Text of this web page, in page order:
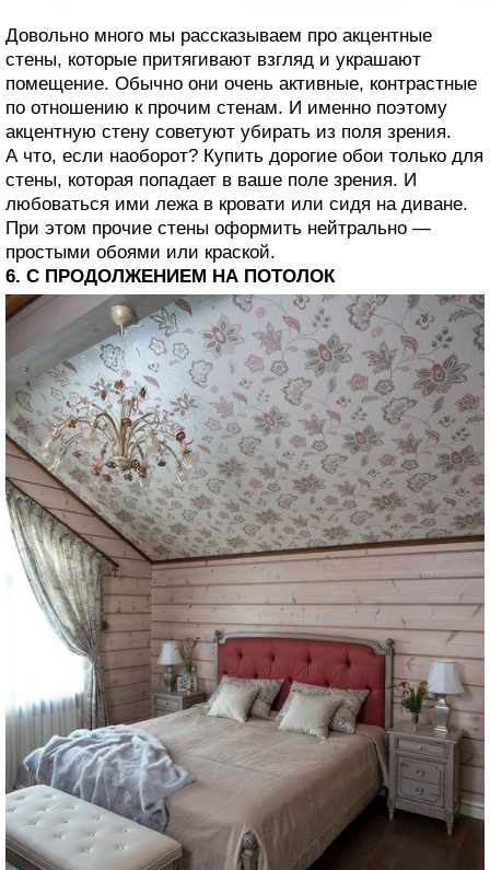
Довольно много мы рассказываем про акцентные
стены, которые притягивают взгляд и украшают
помещение. Обычно они очень активные, контрастные
по отношению к прочим стенам. И именно поэтому
акцентную стену советуют убирать из поля зрения.
А что, если наоборот? Купить дорогие обои только для
стены, которая попадает в ваше поле зрения. И
любоваться ими лежа в кровати или сидя на диване.
При этом прочие стены оформить нейтрально —
простыми обоями или краской.
6. С ПРОДОЛЖЕНИЕМ НА ПОТОЛОК